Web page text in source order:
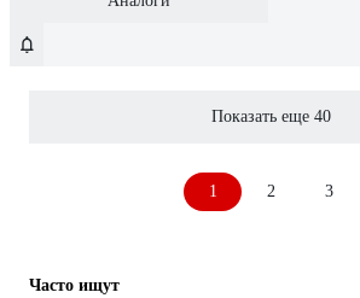
Показать еще 40
1 2 3
Часто ищут